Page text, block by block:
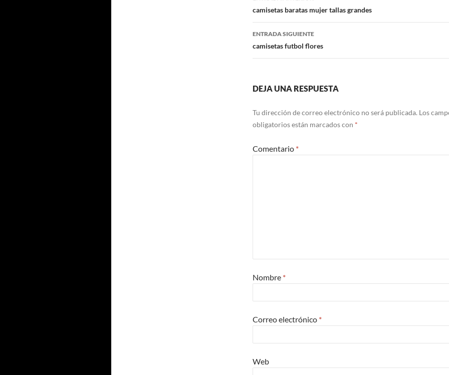
de
entradas
camisetas baratas mujer tallas grandes
ENTRADA SIGUIENTE
camisetas futbol flores
DEJA UNA RESPUESTA
Tu dirección de correo electrónico no será publicada. Los
obligatorios están marcados con *
Comentario *
Nombre *
Correo electrónico *
Web